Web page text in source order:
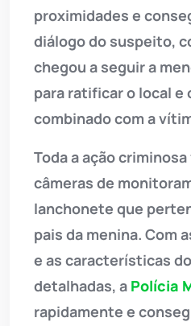
proximidades e
diálogo do suspeito,
chegou a seguir a
para ratificar o local e
combinado com a
Toda a ação
câmeras de
lanchonete que
pais da menina. Com
e as características
detalhadas, a Polícia
rapidamente e